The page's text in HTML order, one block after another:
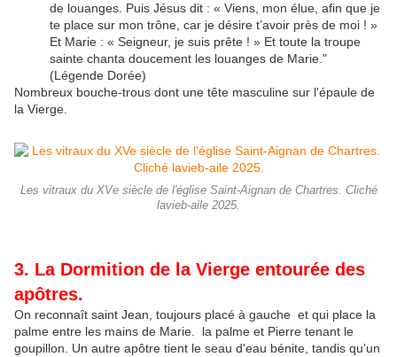
de louanges. Puis Jésus dit : « Viens, mon élue, afin que je
te place sur mon trône, car je désire t’avoir près de moi ! »
Et Marie : « Seigneur, je suis prête ! » Et toute la troupe
sainte chanta doucement les louanges de Marie."
(Légende Dorée)
Nombreux bouche-trous dont une tête masculine sur l'épaule de
la Vierge.
Les vitraux du XVe siècle de l'église Saint-Aignan de Chartres. Cliché
lavieb-aile 2025.
3. La Dormition de la Vierge entourée des
apôtres.
On reconnaît saint Jean, toujours placé à gauche et qui place la
palme entre les mains de Marie. la palme et Pierre tenant le
goupillon. Un autre apôtre tient le seau d'eau bénite, tandis qu'un